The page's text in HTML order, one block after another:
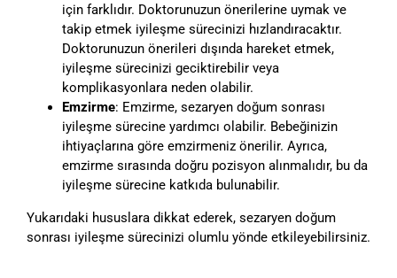
için farklıdır. Doktorunuzun önerilerine uymak ve
takip etmek iyileşme sürecinizi hızlandıracaktır.
Doktorunuzun önerileri dışında hareket etmek,
iyileşme sürecinizi geciktirebilir veya
komplikasyonlara neden olabilir.
Emzirme: Emzirme, sezaryen doğum sonrası
iyileşme sürecine yardımcı olabilir. Bebeğinizin
ihtiyaçlarına göre emzirmeniz önerilir. Ayrıca,
emzirme sırasında doğru pozisyon alınmalıdır, bu da
iyileşme sürecine katkıda bulunabilir.
Yukarıdaki hususlara dikkat ederek, sezaryen doğum
sonrası iyileşme sürecinizi olumlu yönde etkileyebilirsiniz.